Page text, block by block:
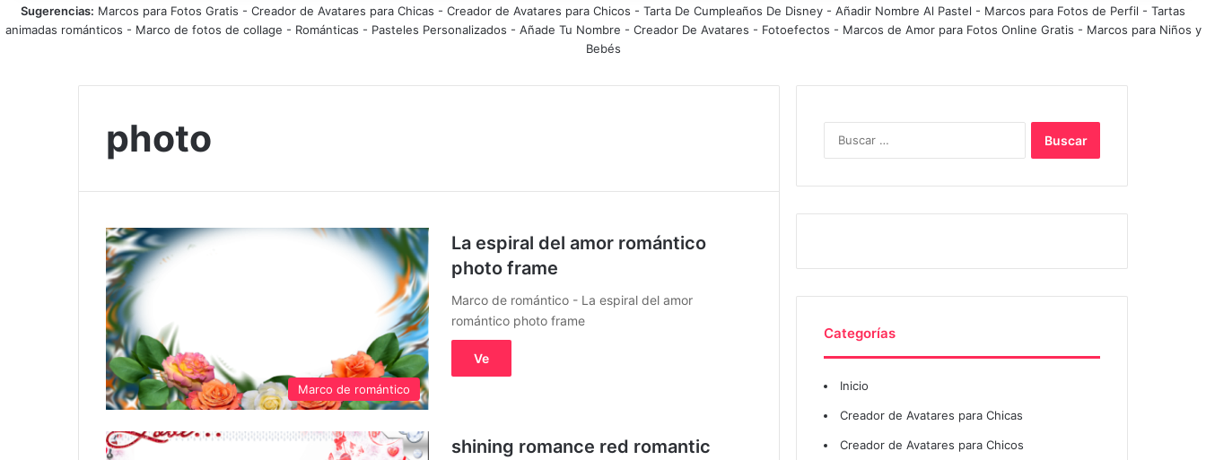
Sugerencias: Marcos para Fotos Gratis - Creador de Avatares para Chicas - Creador de Avatares para Chicos - Tarta De Cumpleaños De Disney - Añadir Nombre Al Pastel - Marcos para Fotos de Perfil - Tartas
animadas románticos - Marco de fotos de collage - Románticas - Pasteles Personalizados - Añade Tu Nombre - Creador De Avatares - Fotoefectos - Marcos de Amor para Fotos Online Gratis - Marcos para Niños y
Bebés
photo
Marco de romántico
La espiral del amor romántico
photo frame
Marco de romántico - La espiral del amor
romántico photo frame
Ve
shining romance red romantic
Categorías
Inicio
Creador de Avatares para Chicas
Creador de Avatares para Chicos